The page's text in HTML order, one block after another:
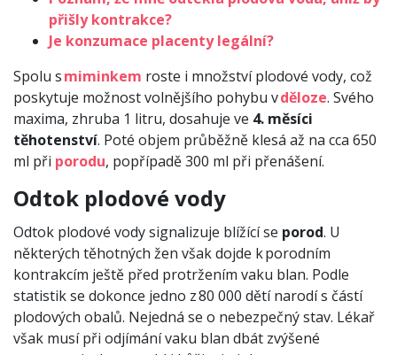
přišly kontrakce?
Je konzumace placenty legální?
Spolu smiminkem roste i množství plodové vody, což
poskytuje možnost volnějšího pohybu vděloze. Svého
maxima, zhruba 1 litru, dosahuje ve 4. měsíci
těhotenství. Poté objem průběžně klesá až na cca 650
ml při porodu, popřípadě 300 ml při přenášení.
Odtok plodové vody
Odtok plodové vody signalizuje blížící se porod. U
některých těhotných žen však dojde k porodním
kontrakcím ještě před protržením vaku blan. Podle
statistik se dokonce jedno z 80 000 dětí narodí s částí
plodových obalů. Nejedná se o nebezpečný stav. Lékař
však musí při odjímání vaku blan dbát zvýšené